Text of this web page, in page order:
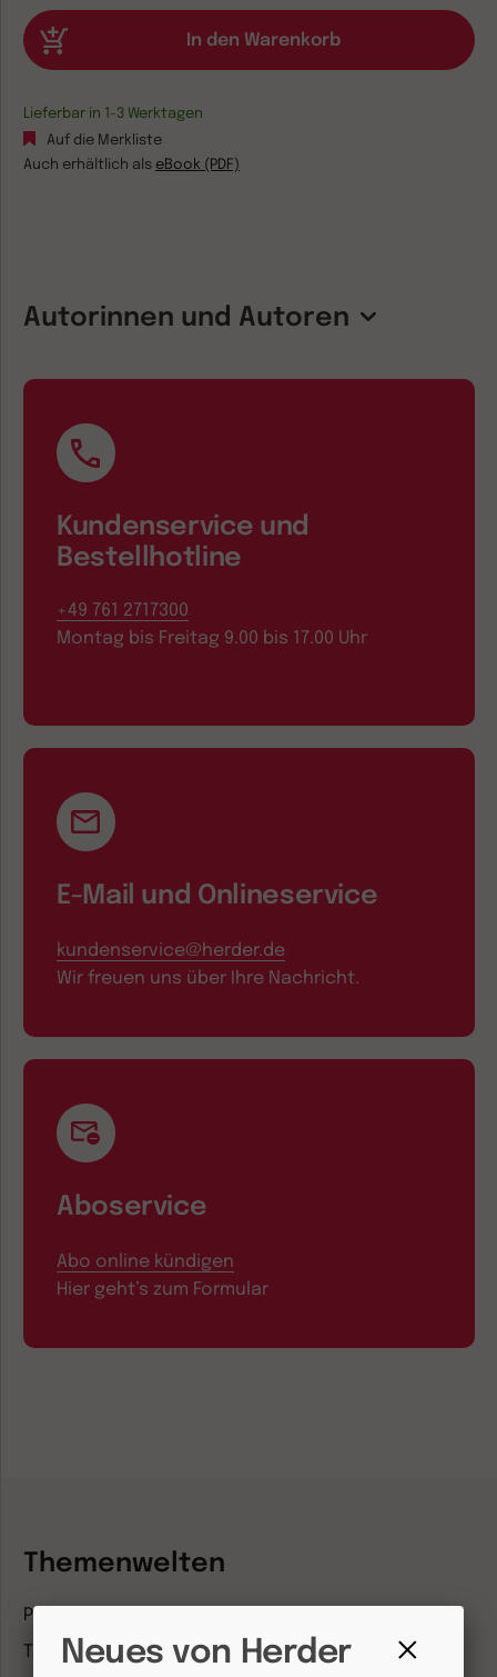
Lieferbar in 1-3 Werktagen
Auf die Merkliste
Auch erhältlich als eBook (PDF)
Autorinnen und Autoren
Kundenservice und
Bestellhotline
+49 761 2717300
Montag bis Freitag 9.00 bis 17.00 Uhr
E-Mail und Onlineservice
kundenservice@herder.de
Wir freuen uns über Ihre Nachricht.
Aboservice
Abo online kündigen
Hier geht’s zum Formular
Themenwelten
Pädagogik & Kinderbuch
Theologie & Pastoral
Neues von Herder